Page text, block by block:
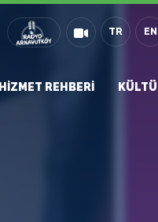
TR EN
HIZMET REHBERI